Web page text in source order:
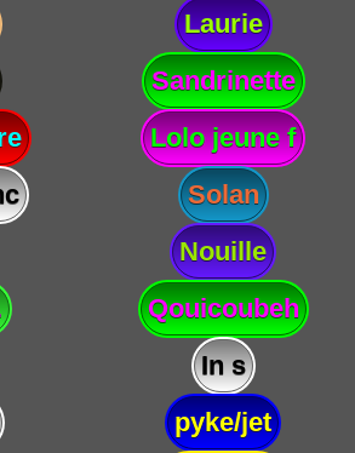
Laurie
Sandrinette
Lolo jeune f
Solan
Nouille
Qouicoubeh
In s
pyke/jet